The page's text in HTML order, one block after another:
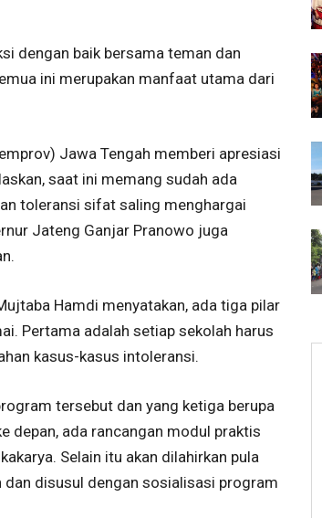
dengan baik bersama teman dan
ini merupakan manfaat utama dari
Jawa Tengah memberi apresiasi
saat ini memang sudah ada
toleransi sifat saling menghargai
Jateng Ganjar Pranowo juga
Hamdi menyatakan, ada tiga pilar
Pertama adalah setiap sekolah harus
kasus-kasus intoleransi.
tersebut dan yang ketiga berupa
depan, ada rancangan modul praktis
Selain itu akan dilahirkan pula
disusul dengan sosialisasi program